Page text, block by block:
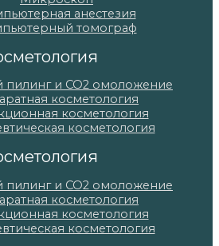
анестезия
томограф
пилинг и СО2 омоложение
косметология
косметология
косметология
пилинг и СО2 омоложение
косметология
косметология
косметология